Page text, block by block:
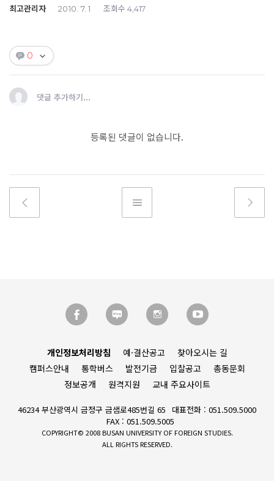
최고관리자 2010. 7. 1 조회수 4,417
0
댓글 추가하기...
등록된 댓글이 없습니다.
개인정보처리방침 예·결산공고
찾아오시는 길
캠퍼스안내
통학버스 발전기금 입찰공고
총동문회
정보공개
원격지원 교내 주요사이트
46234 부산광역시 금정구 금샘로485번길 65
대표전화 : 051.509.5000
FAX : 051.509.5005
COPYRIGHT© 2008 BUSAN UNIVERSITY OF FOREIGN STUDIES.
ALL RIGHTS RESERVED.